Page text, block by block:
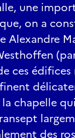
une
on a
Alexandre
ces édifices
chapelle
des